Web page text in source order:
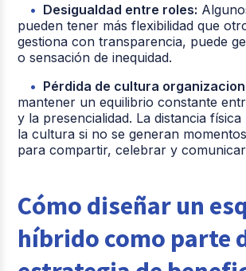
Desigualdad entre roles:
pueden tener más flexibilidad que
gestiona con transparencia, puede
o sensación de inequidad.
Pérdida de cultura
mantener un equilibrio constante
y la presencialidad. La distancia
la cultura si no se generan
para compartir, celebrar y
Cómo diseñar un
híbrido como parte